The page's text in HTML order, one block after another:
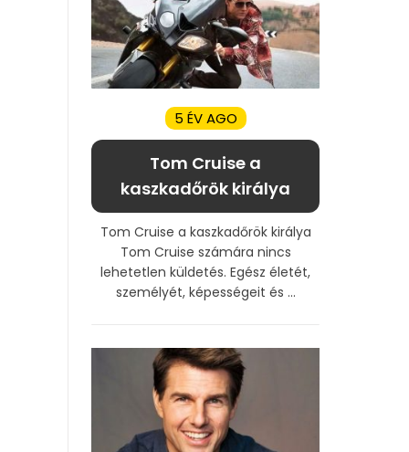
5 ÉV AGO
Tom Cruise a
kaszkadőrök királya
Tom Cruise a kaszkadőrök királya
Tom Cruise számára nincs
lehetetlen küldetés. Egész életét,
személyét, képességeit és ...